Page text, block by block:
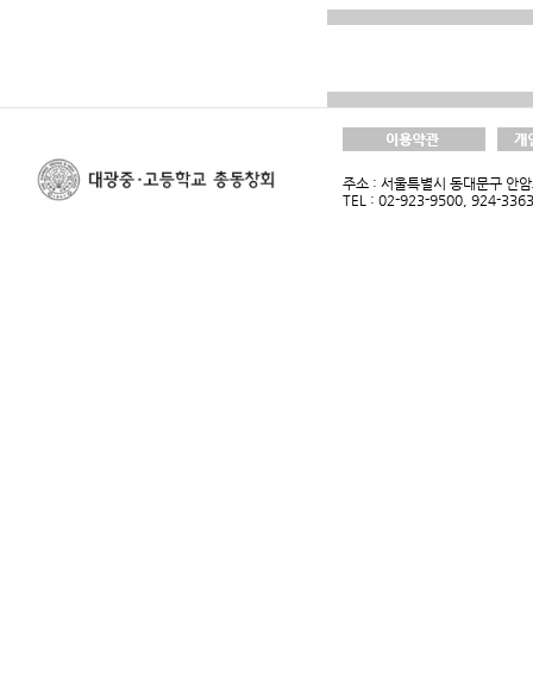
주소 : 서울특별시 동대문구
TEL : 02-923-9500, 924-